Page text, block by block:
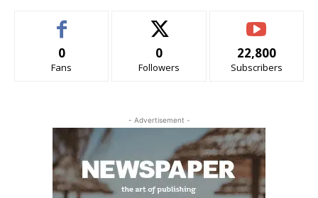
0
Fans
0
Followers
22,800
Subscribers
- Advertisement -